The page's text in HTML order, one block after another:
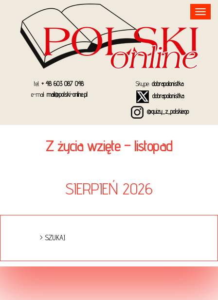
Toggle
navigation
tel. + 48 603 087 048
e-mail: mail@polski-online.pl
Skype: dobrapolonistka
dobrapolonistka
@quizy_z_polskiego
Z życia wzięte – listopad
SIERPIEŃ 2026